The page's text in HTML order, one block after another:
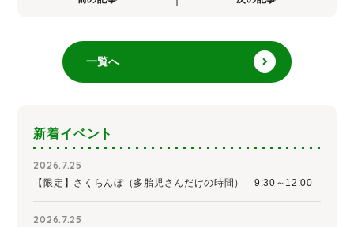
一覧へ
新着イベント
2026.7.25
【限定】さくらんぼ（多胎児さんだけの時間） 9:30～12:00
2026.7.25